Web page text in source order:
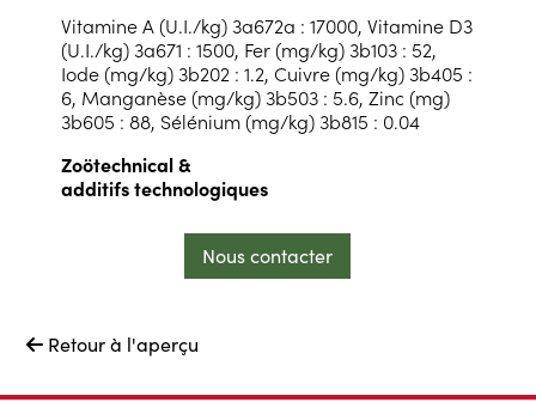
Vitamine A (U.I./kg) 3a672a : 17000, Vitamine D3
(U.I./kg) 3a671 : 1500, Fer (mg/kg) 3b103 : 52,
Iode (mg/kg) 3b202 : 1.2, Cuivre (mg/kg) 3b405 :
6, Manganèse (mg/kg) 3b503 : 5.6, Zinc (mg)
3b605 : 88, Sélénium (mg/kg) 3b815 : 0.04
Zoötechnical &
additifs technologiques
Nous contacter
 Retour à l'aperçu